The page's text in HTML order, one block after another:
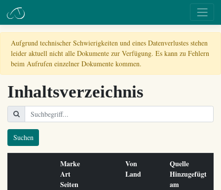
Aufgrund technischer Schwierigkeiten und eines Datenverlustes stehen
leider aktuell nicht alle Dokumente zur Verfügung. Es kann zu Fehlern
beim Aufrufen einzelner Dokumente kommen.
Inhaltsverzeichnis
Suchen
Marke
Art
Seiten
Von
Land
Quelle
Hinzugefügt
am